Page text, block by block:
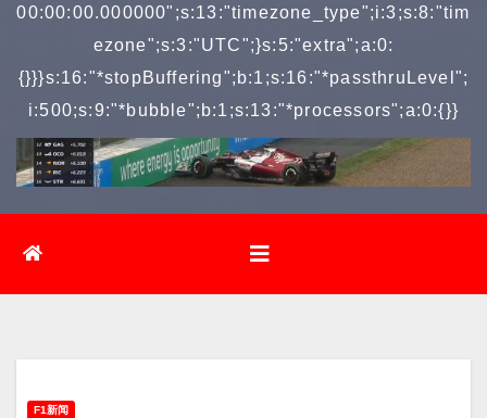
00:00:00.000000";s:13:"timezone_type";i:3;s:8:"tim
ezone";s:3:"UTC";}s:5:"extra";a:0:
{}}}s:16:"*stopBuffering";b:1;s:16:"*passthruLevel";
i:500;s:9:"*bubble";b:1;s:13:"*processors";a:0:{}}
F1新闻